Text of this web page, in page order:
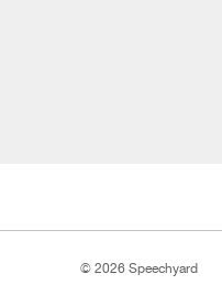
© 2026 Speechyard